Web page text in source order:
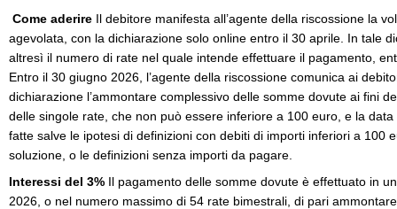
Come aderire Il debitore manifesta all’agente della riscossione la
agevolata, con la dichiarazione solo online entro il 30 aprile. In tale
altresì il numero di rate nel quale intende effettuare il pagamento,
Entro il 30 giugno 2026, l’agente della riscossione comunica ai
dichiarazione l’ammontare complessivo delle somme dovute ai fini
delle singole rate, che non può essere inferiore a 100 euro, e la
fatte salve le ipotesi di definizioni con debiti di importi inferiori a 100
soluzione, o le definizioni senza importi da pagare.
Interessi del 3% Il pagamento delle somme dovute è effettuato in
2026, o nel numero massimo di 54 rate bimestrali, di pari